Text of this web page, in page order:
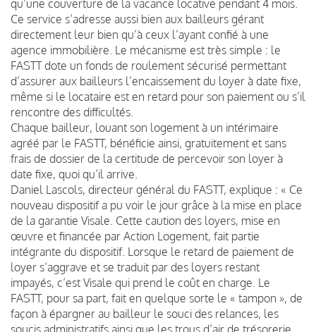
qu’une couverture de la vacance locative pendant 4 mois.
Ce service s’adresse aussi bien aux bailleurs gérant
directement leur bien qu’à ceux l’ayant confié à une
agence immobilière. Le mécanisme est très simple : le
FASTT dote un fonds de roulement sécurisé permettant
d’assurer aux bailleurs l’encaissement du loyer à date fixe,
même si le locataire est en retard pour son paiement ou s’il
rencontre des difficultés.
Chaque bailleur, louant son logement à un intérimaire
agréé par le FASTT, bénéficie ainsi, gratuitement et sans
frais de dossier de la certitude de percevoir son loyer à
date fixe, quoi qu’il arrive.
Daniel Lascols, directeur général du FASTT, explique : « Ce
nouveau dispositif a pu voir le jour grâce à la mise en place
de la garantie Visale. Cette caution des loyers, mise en
œuvre et financée par Action Logement, fait partie
intégrante du dispositif. Lorsque le retard de paiement de
loyer s’aggrave et se traduit par des loyers restant
impayés, c’est Visale qui prend le coût en charge. Le
FASTT, pour sa part, fait en quelque sorte le « tampon », de
façon à épargner au bailleur le souci des relances, les
soucis administratifs ainsi que les trous d’air de trésorerie.